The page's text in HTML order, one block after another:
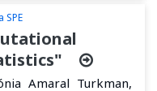
SPE
Amaral Turkman,